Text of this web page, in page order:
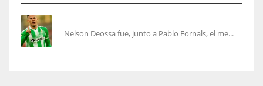
Nelson Deossa fue, junto a Pablo Fornals, el me...